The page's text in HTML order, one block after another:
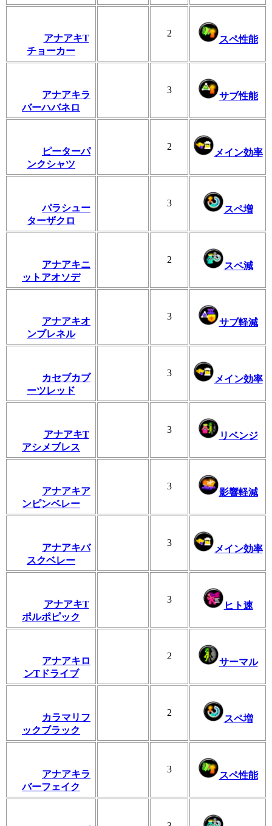
アナアキT
チョーカー
2
スペ性能
アナアキラ
バーハバネロ
3
サブ性能
ピーターパ
ンクシャツ
2
メイン効率
パラシュー
ターザクロ
3
スペ増
アナアキニ
ットアオソデ
2
スペ減
アナアキオ
ンブレネル
3
サブ軽減
カセブカブ
ーツレッド
3
メイン効率
アナアキT
アシメブレス
3
リベンジ
アナアキア
ンピンベレー
3
影響軽減
アナアキバ
スクベレー
3
メイン効率
アナアキT
ポルポピック
3
ヒト速
アナアキロ
ンTドライブ
2
サーマル
カラマリフ
ックブラック
2
スペ増
アナアキラ
バーフェイク
3
スペ性能